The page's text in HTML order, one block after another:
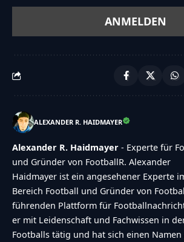
ALEXANDER R. HAIDMAYER
Alexander R. Haidmayer - Experte für
und Gründer von FootballR. Alexander
Haidmayer ist ein angesehener Experte
Bereich Football und Gründer von
führenden Plattform für
er mit Leidenschaft und Fachwissen in
Footballs tätig und hat sich einen